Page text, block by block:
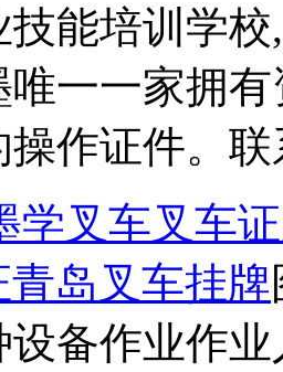
技能培训学
唯一一家拥
操作证件。
学叉车叉车
岛叉车挂牌
设备作业作